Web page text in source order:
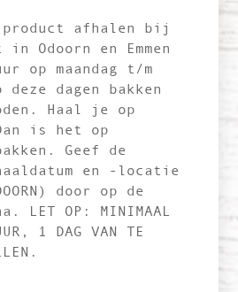
afhalen bij
Odoorn en Emmen
op maandag t/m
deze dagen bakken
Haal je op
is het op
Geef de
en -locatie
door op de
LET OP: MINIMAAL
1 DAG VAN TE